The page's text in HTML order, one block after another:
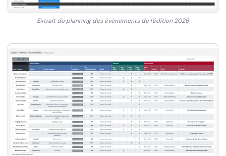
Extrait du planning des évènements de l'édition 2026